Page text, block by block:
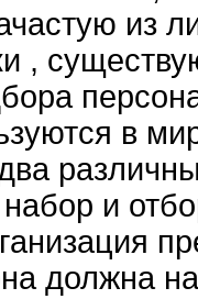
из
,
в
и
должна